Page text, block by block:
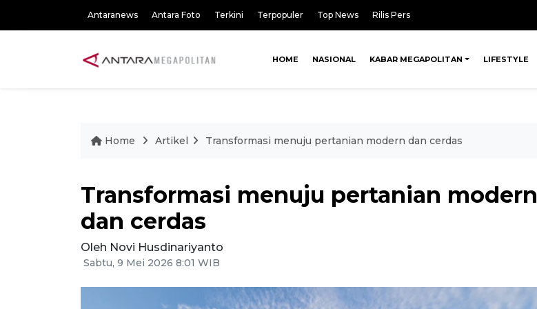
Antaranews Antara Foto Terkini Terpopuler Top News Rilis Pers
HOME NASIONAL KABAR MEGAPOLITAN LIFESTYLE
Home Artikel Transformasi menuju pertanian modern dan cerdas
Transformasi menuju pertanian modern
dan cerdas
Oleh Novi Husdinariyanto
Sabtu, 9 Mei 2026 8:01 WIB